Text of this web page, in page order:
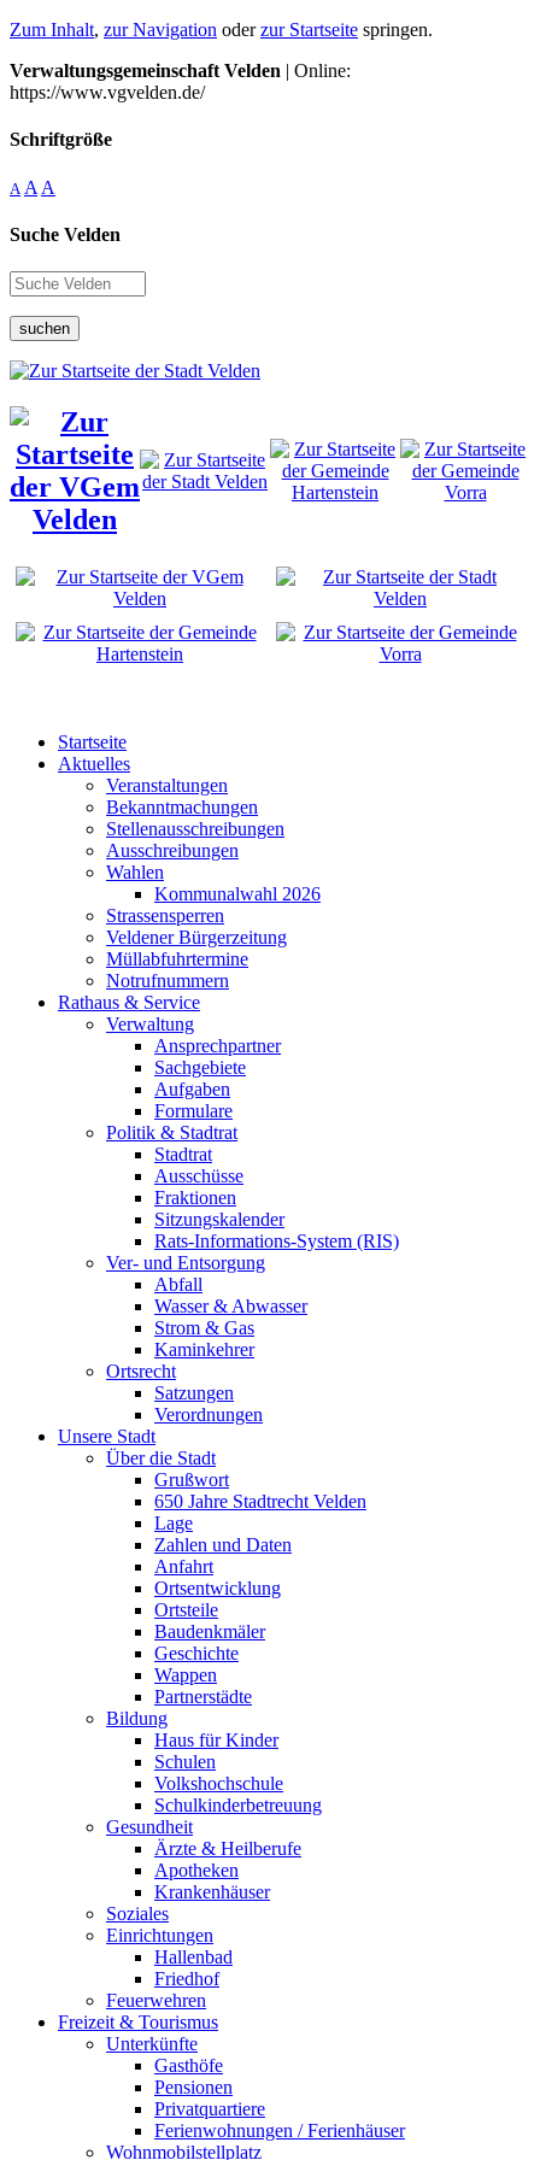
Zum Inhalt, zur Navigation oderzur Startseite springen.
Verwaltungsgemeinschaft Velden | Online:
https://www.vgvelden.de/
Schriftgröße
A A A
Suche Velden
suchen
Startseite
Aktuelles
Veranstaltungen
Bekanntmachungen
Stellenausschreibungen
Ausschreibungen
Wahlen
Kommunalwahl 2026
Strassensperren
Veldener Bürgerzeitung
Müllabfuhrtermine
Notrufnummern
Rathaus & Service
Verwaltung
Ansprechpartner
Sachgebiete
Aufgaben
Formulare
Politik & Stadtrat
Stadtrat
Ausschüsse
Fraktionen
Sitzungskalender
Rats-Informations-System (RIS)
Ver- und Entsorgung
Abfall
Wasser & Abwasser
Strom & Gas
Kaminkehrer
Ortsrecht
Satzungen
Verordnungen
Unsere Stadt
Über die Stadt
Grußwort
650 Jahre Stadtrecht Velden
Lage
Zahlen und Daten
Anfahrt
Ortsentwicklung
Ortsteile
Baudenkmäler
Geschichte
Wappen
Partnerstädte
Bildung
Haus für Kinder
Schulen
Volkshochschule
Schulkinderbetreuung
Gesundheit
Ärzte & Heilberufe
Apotheken
Krankenhäuser
Soziales
Einrichtungen
Hallenbad
Friedhof
Feuerwehren
Freizeit & Tourismus
Unterkünfte
Gasthöfe
Pensionen
Privatquartiere
Ferienwohnungen / Ferienhäuser
Wohnmobilstellplatz